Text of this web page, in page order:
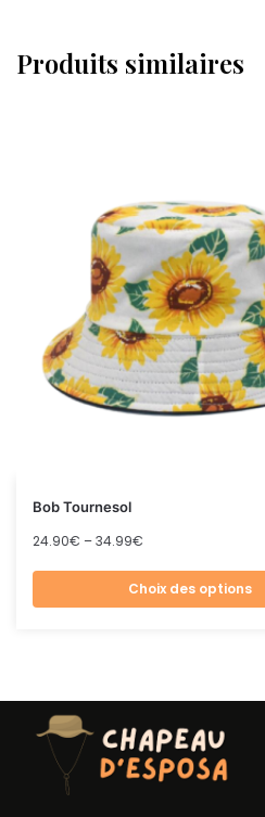
Produits similaires
Bob Tournesol
24.90€ –34.99€
Choix des options